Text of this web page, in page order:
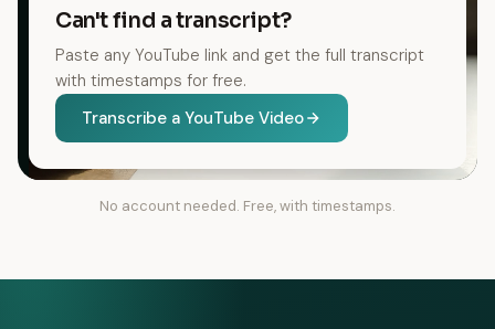
Can't find a transcript?
Paste any YouTube link and get the full transcript
with timestamps for free.
Transcribe a YouTube Video
No account needed. Free, with timestamps.